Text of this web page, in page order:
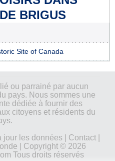
BRIGUS
Site of Canada
ou parrainé par aucun
pays. Nous sommes une
dédiée à fournir des
citoyens et résidents du
jour les données| Contact|
| Copyright © 2026
Tous droits réservés